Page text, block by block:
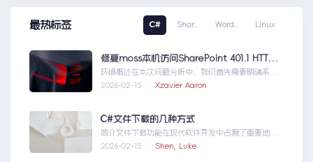
最热标签 C# Shar.. Word.. Linux
修复moss本机访问SharePoint 401.1 HTTP错误
环境概述在本次问题分析中，我们首先需要明确系统
的运行环境。了解环境配置不仅能帮助我们定位问
2026-02-15 · Xzavier Aaron
C#文件下载的几种方式
简介文件下载功能在现代软件开发中占据了重要地
位，无论是为用户提供资源、分发文档，还是实现数
2026-02-15 · Shen, Luke